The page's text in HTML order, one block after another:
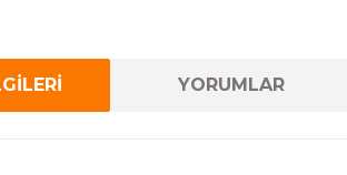
YORUMLAR